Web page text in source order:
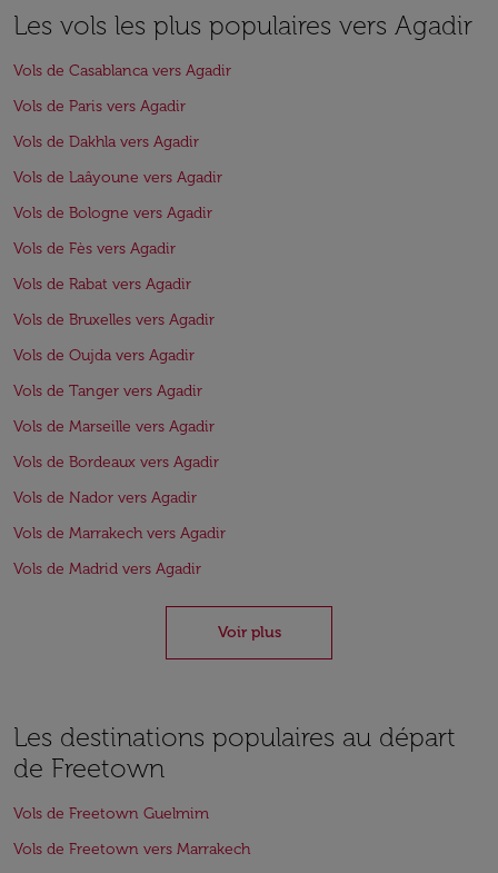
Les vols les plus populaires vers Agadir
Vols de Casablanca vers Agadir
Vols de Paris vers Agadir
Vols de Dakhla vers Agadir
Vols de Laâyoune vers Agadir
Vols de Bologne vers Agadir
Vols de Fès vers Agadir
Vols de Rabat vers Agadir
Vols de Bruxelles vers Agadir
Vols de Oujda vers Agadir
Vols de Tanger vers Agadir
Vols de Marseille vers Agadir
Vols de Bordeaux vers Agadir
Vols de Nador vers Agadir
Vols de Marrakech vers Agadir
Vols de Madrid vers Agadir
Voir plus
Les destinations populaires au départ
de Freetown
Vols de Freetown Guelmim
Vols de Freetown vers Marrakech